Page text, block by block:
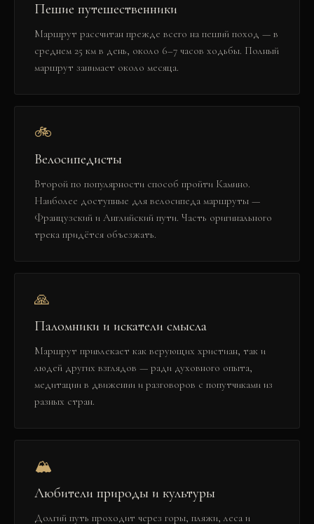
Пешие путешественники
Маршрут рассчитан прежде всего на пеший поход — в
среднем 25 км в день, около 6–7 часов ходьбы. Полный
маршрут занимает около месяца.
🚲
Велосипедисты
Второй по популярности способ пройти Камино.
Наиболее доступные для велосипеда маршруты —
Французский и Английский пути. Часть оригинального
трека придётся объезжать.
🙏
Паломники и искатели смысла
Маршрут привлекает как верующих христиан, так и
людей других взглядов — ради духовного опыта,
медитации в движении и разговоров с попутчиками из
разных стран.
🏔️
Любители природы и культуры
Долгий путь проходит через горы, пляжи, леса и